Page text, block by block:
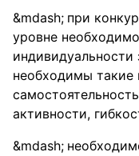
при
уровне
индивидуальности
необходимы такие
активности,